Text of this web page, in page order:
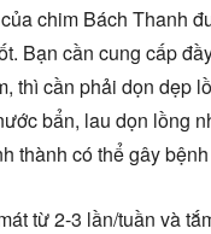
chim Bách Thanh
Bạn cần cung cấp
thì cần phải dọn dẹp
bẩn, lau dọn lồng
thành có thể gây
từ 2-3 lần/tuần và